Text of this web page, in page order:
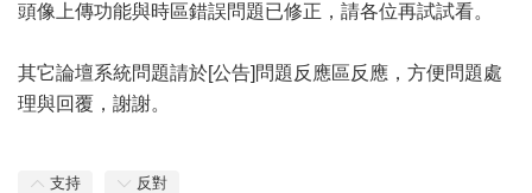
頭像上傳功能與時區錯誤問題已修正，請各位再試試看。
其它論壇系統問題請於[公告]問題反應區反應，方便問題處
理與回覆，謝謝。
支持 反對